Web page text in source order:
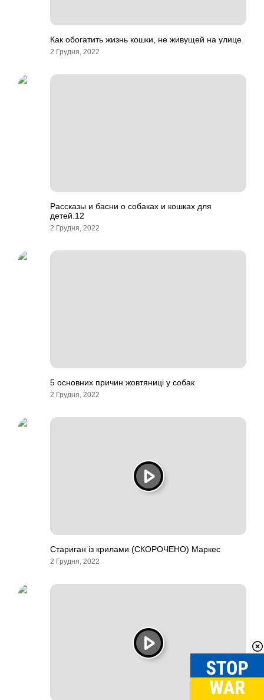
Как обогатить жизнь кошки, не живущей на улице
2 Грудня, 2022
Рассказы и басни о собаках и кошках для
детей.12
2 Грудня, 2022
5 основних причин жовтяниці у собак
2 Грудня, 2022
Стариган із крилами (СКОРОЧЕНО) Маркес
2 Грудня, 2022